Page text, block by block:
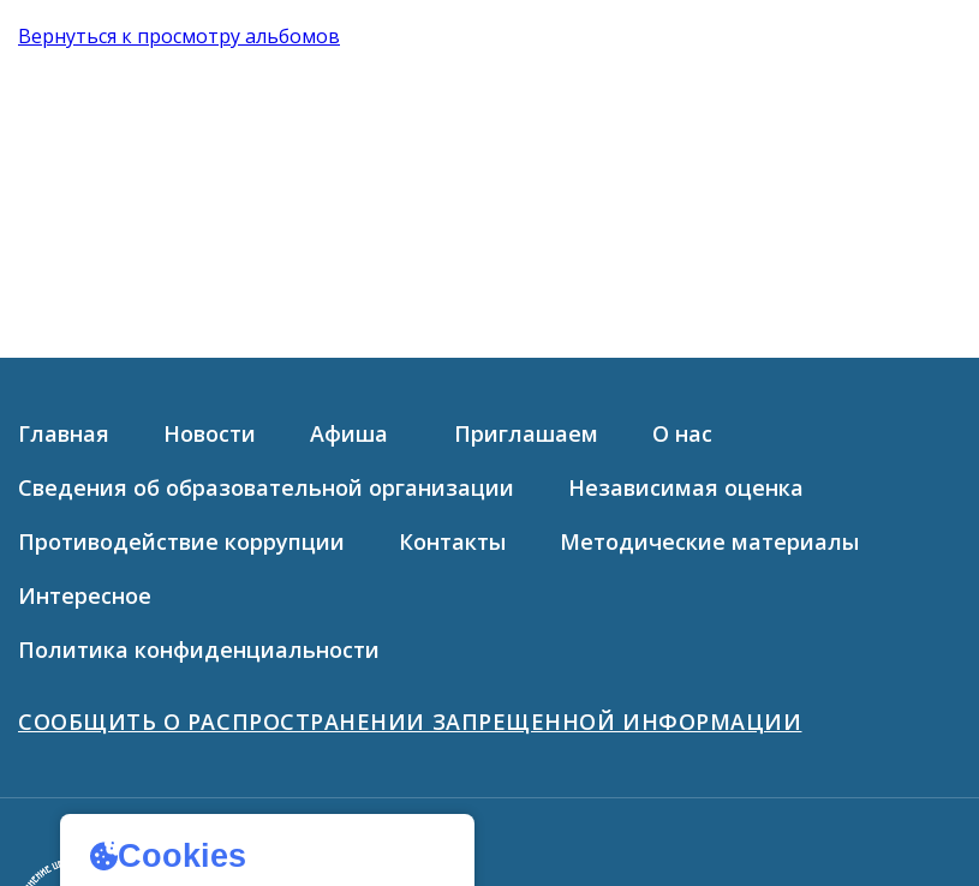
Вернуться к просмотру альбомов
Главная Новости Афиша Приглашаем
О нас
Сведения об образовательной организации
Независимая оценка
Противодействие коррупции
Контакты
Методические материалы
Интересное
Политика конфиденциальности
СООБЩИТЬ О РАСПРОСТРАНЕНИИ ЗАПРЕЩЕННОЙ ИНФОРМАЦИИ
Cookies